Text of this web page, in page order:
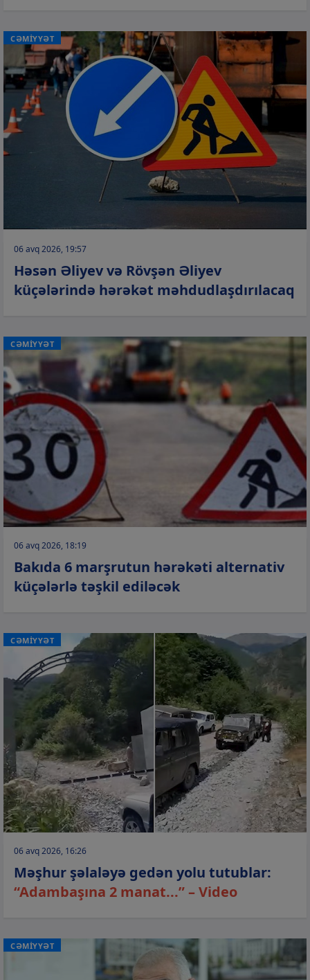
CƏMİYYƏT
06 avq 2026, 19:57
Həsən Əliyev və Rövşən Əliyev
küçələrində hərəkət məhdudlaşdırılacaq
CƏMİYYƏT
06 avq 2026, 18:19
Bakıda 6 marşrutun hərəkəti alternativ
küçələrlə təşkil ediləcək
CƏMİYYƏT
06 avq 2026, 16:26
Məşhur şəlaləyə gedən yolu tutublar:
“Adambaşına 2 manat...” – Video
CƏMİYYƏT